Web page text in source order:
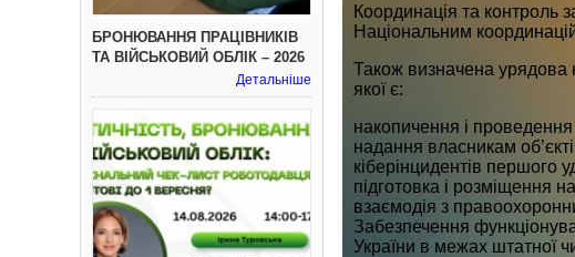
Координація та контроль
Національним
Також визначена урядова
якої є:
накопичення і проведення
надання власникам
кіберінцидентів першого
підготовка і розміщення
взаємодія з
Забезпечення
України в межах штатної
БРОНЮВАННЯ ПРАЦІВНИКІВ
ТА ВІЙСЬКОВИЙ ОБЛІК – 2026
Детальніше